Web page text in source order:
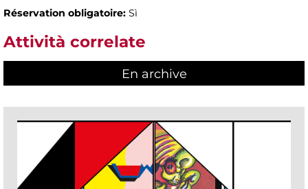
Réservation obligatoire: Sì
Attività correlate
En archive